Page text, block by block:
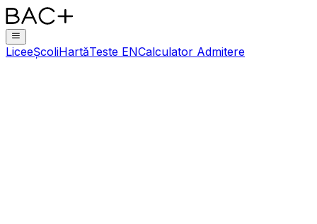
LiceeȘcoliHartăTeste ENCalculator Admitere